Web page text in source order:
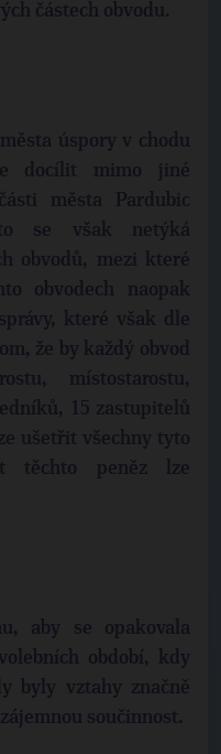
částech obvodu.
úspory v chodu
docílit mimo jiné
města Pardubic
se však netýká
obvodů, mezi které
obvodech naopak
které však dle
že by každý obvod
místostarostu,
15 zastupitelů
ušetřit všechny tyto
těchto peněz lze
aby se opakovala
období, kdy
byly vztahy značně
součinnost.